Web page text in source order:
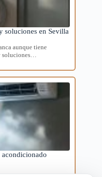
soluciones en Sevilla
aunque tiene
soluciones…
acondicionado